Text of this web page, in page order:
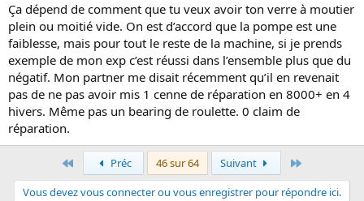
Ça dépend de comment que tu veux avoir ton verre à moutier
plein ou moitié vide. On est d’accord que la pompe est une
faiblesse, mais pour tout le reste de la machine, si je prends
exemple de mon exp c’est réussi dans l’ensemble plus que du
négatif. Mon partner me disait récemment qu’il en revenait
pas de ne pas avoir mis 1 cenne de réparation en 8000+ en 4
hivers. Même pas un bearing de roulette. 0 claim de
réparation.
PremierPréc 46 sur 64 Suivant
Vous devez vous connecter ou vous enregistrer pour répondre ici.